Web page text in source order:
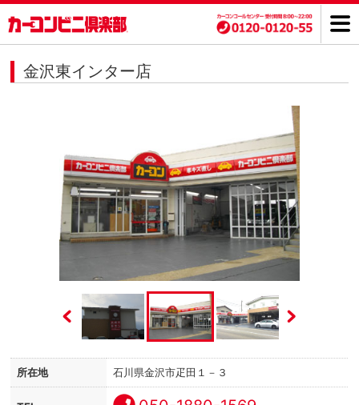
金沢東インター店
所在地 石川県金沢市疋田１－３